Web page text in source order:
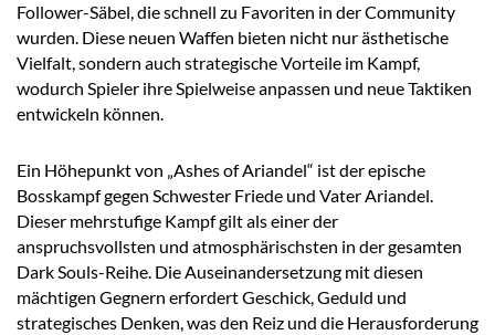
Follower-Säbel, die schnell zu Favoriten in der Community
wurden. Diese neuen Waffen bieten nicht nur ästhetische
Vielfalt, sondern auch strategische Vorteile im Kampf,
wodurch Spieler ihre Spielweise anpassen und neue Taktiken
entwickeln können.
Ein Höhepunkt von „Ashes of Ariandel“ ist der epische
Bosskampf gegen Schwester Friede und Vater Ariandel.
Dieser mehrstufige Kampf gilt als einer der
anspruchsvollsten und atmosphärischsten in der gesamten
Dark Souls-Reihe. Die Auseinandersetzung mit diesen
mächtigen Gegnern erfordert Geschick, Geduld und
strategisches Denken, was den Reiz und die Herausforderung